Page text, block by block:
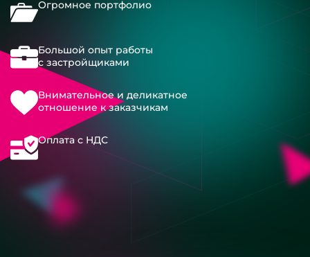
Огромное портфолио
Большой опыт работы
с застройщиками
Внимательное и деликатное
отношение к заказчикам
Оплата с НДС